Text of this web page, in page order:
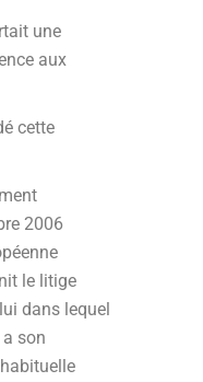
une
aux
cette
2006
le litige
dans lequel
son